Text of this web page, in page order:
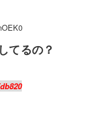
てるの？